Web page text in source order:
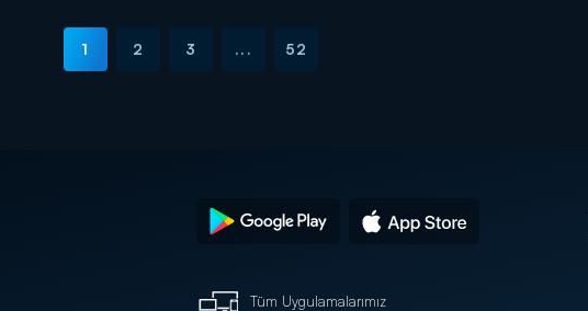
1 2 3 ... 52
Tüm Uygulamalarımız